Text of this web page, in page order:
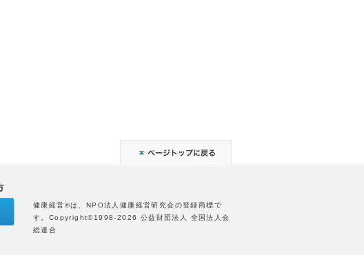
健康経営®は、NPO法人健康経営研究会の登録商標で
す。Copyright©1998-2026 公益財団法人 全国法人会
総連合